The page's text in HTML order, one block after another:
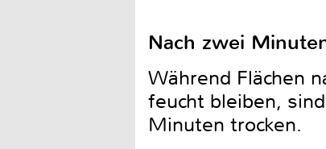
Nach zwei
Während Flächen
feucht bleiben,
Minuten trocken.